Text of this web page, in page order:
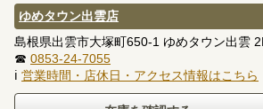
ゆめタウン出雲店
島根県出雲市大塚町650-1 ゆめタウン出雲
☎ 0853-24-7055
ℹ 営業時間・店休日・アクセス情報はこちら